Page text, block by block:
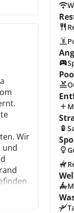
Wir
und
und